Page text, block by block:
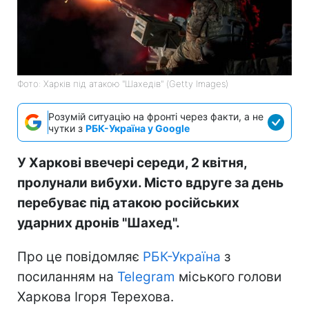
Фото: Харків під атакою "Шахедів" (Getty Images)
Розумій ситуацію на фронті через факти, а не
чутки з РБК-Україна у Google
У Харкові ввечері середи, 2 квітня,
пролунали вибухи. Місто вдруге за день
перебуває під атакою російських
ударних дронів "Шахед".
Про це повідомляє РБК-Україна з
посиланням на Telegram міського голови
Харкова Ігоря Терехова.